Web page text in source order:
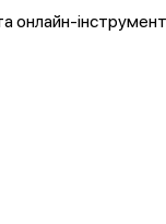
онлайн-